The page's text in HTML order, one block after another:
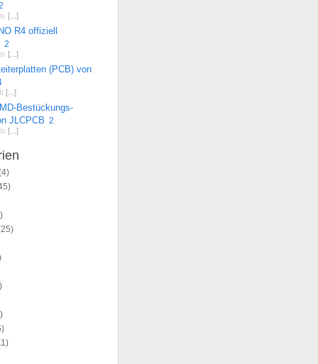
[...]
R4 offiziell
2
[...]
(PCB) von
[...]
Bestückungs-
JLCPCB 2
[...]